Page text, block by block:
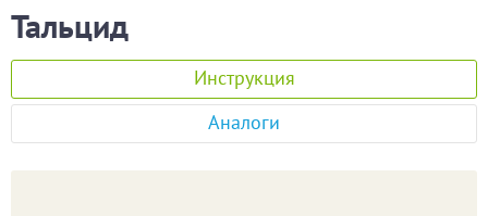
Тальцид
Инструкция
Аналоги